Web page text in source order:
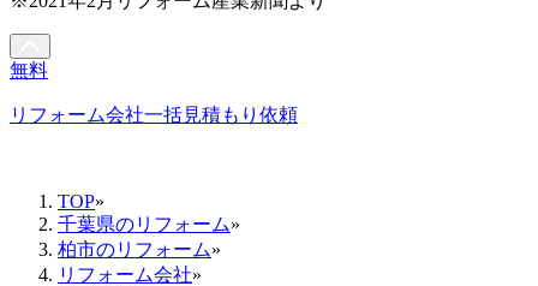
無料
リフォーム会社一括見積もり依頼
TOP»
千葉県のリフォーム»
柏市のリフォーム»
リフォーム会社»